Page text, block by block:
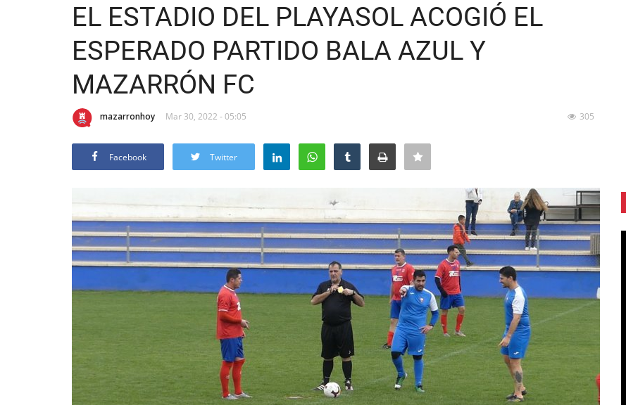
EL ESTADIO DEL PLAYASOL ACOGIÓ EL
ESPERADO PARTIDO BALA AZUL Y
MAZARRÓN FC
mazarronhoy Mar 30, 2022 - 05:05 305
Facebook Twitter